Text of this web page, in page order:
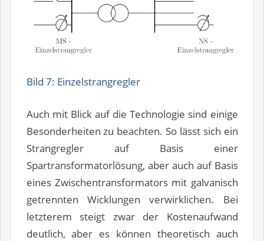
Bild 7: Einzelstrangregler
Auch mit Blick auf die Technologie sind einige
Besonderheiten zu beachten. So lässt sich ein
Strangregler auf Basis einer
Spartransformatorlösung, aber auch auf Basis
eines Zwischentransformators mit galvanisch
getrennten Wicklungen verwirklichen. Bei
letzterem steigt zwar der Kostenaufwand
deutlich, aber es können theoretisch auch